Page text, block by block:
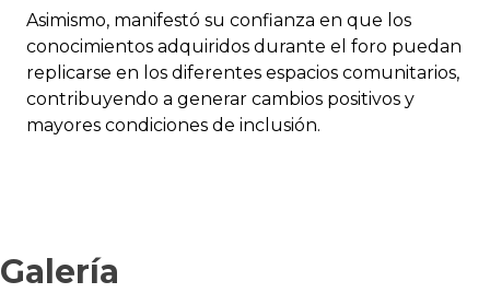
Asimismo, manifestó su confianza en que los
conocimientos adquiridos durante el foro puedan
replicarse en los diferentes espacios comunitarios,
contribuyendo a generar cambios positivos y
mayores condiciones de inclusión.
Galería